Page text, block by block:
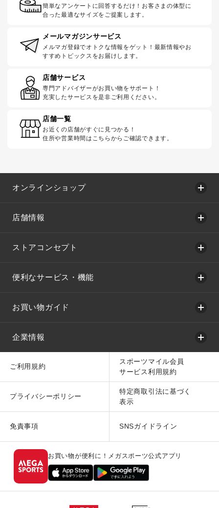
簡単なアンケートに回答するだけ！お客さまの体型に
合った最適なサイズをご提案します。
メールマガジンサービス
メルマガ登録でオトクな情報をゲット！最新情報やお
すすめトピックスをお届けします。
店舗サービス
専門アドバイザーがお買い物をサポート！
充実したサービスを是非ご利用ください。
店舗一覧
お近くの店舗がすぐに見つかる！
住所や営業時間はこちらからご確認できます。
オンラインショップ
店舗情報
ストアコンセプト
便利なサービス・機能
お買い物ガイド
企業情報
ご利用規約
スポーツマイル会員
サービス利用規約
プライバシーポリシー
特定商取引法に基づく
表示
免責事項 SNSガイドライン
お買い物が便利に！メガスポーツ公式アプリ